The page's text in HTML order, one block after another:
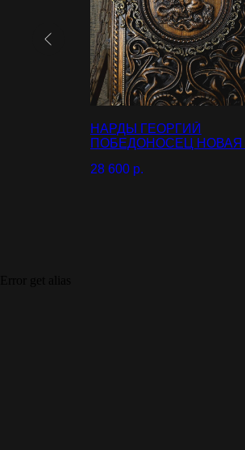
НАРДЫ ГЕОРГИЙ
ПОБЕДОНОСЕЦ НОВАЯ
28 600 р.